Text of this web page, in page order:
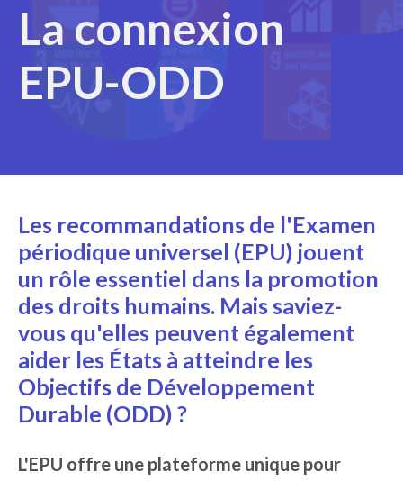
La connexion
EPU-ODD
Les recommandations de l'Examen
périodique universel (EPU) jouent
un rôle essentiel dans la promotion
des droits humains. Mais saviez-
vous qu'elles peuvent également
aider les États à atteindre les
Objectifs de Développement
Durable (ODD) ?
L'EPU offre une plateforme unique pour